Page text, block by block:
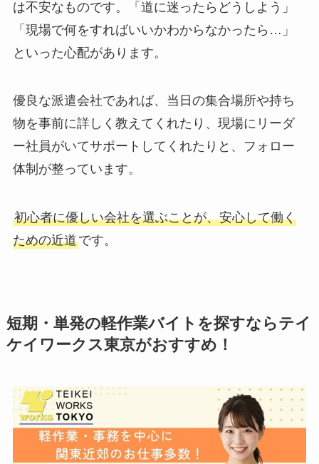
は不安なものです。「道に迷ったらどうしよう」
「現場で何をすればいいかわからなかったら…」
といった心配があります。
優良な派遣会社であれば、当日の集合場所や持ち
物を事前に詳しく教えてくれたり、現場にリーダ
ー社員がいてサポートしてくれたりと、フォロー
体制が整っています。
初心者に優しい会社を選ぶことが、安心して働く
ための近道です。
短期・単発の軽作業バイトを探すならテイ
ケイワークス東京がおすすめ！